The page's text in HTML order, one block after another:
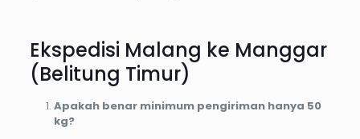
Ekspedisi Malang ke Manggar
(Belitung Timur)
Apakah benar minimum pengiriman hanya 50
kg?